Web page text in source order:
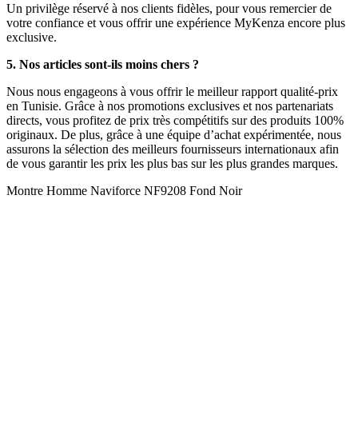
Un privilège réservé à nos clients fidèles, pour vous remercier de
votre confiance et vous offrir une expérience MyKenza encore plus
exclusive.
5. Nos articles sont-ils moins chers ?
Nous nous engageons à vous offrir le meilleur rapport qualité-prix
en Tunisie. Grâce à nos promotions exclusives et nos partenariats
directs, vous profitez de prix très compétitifs sur des produits 100%
originaux. De plus, grâce à une équipe d’achat expérimentée, nous
assurons la sélection des meilleurs fournisseurs internationaux afin
de vous garantir les prix les plus bas sur les plus grandes marques.
Montre Homme Naviforce NF9208 Fond Noir